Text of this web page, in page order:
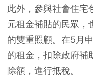
此外，參與社會住宅
元租金補貼的民眾，
的雙重照顧。在5月
的租金，扣除政府補
除額，進行抵稅。